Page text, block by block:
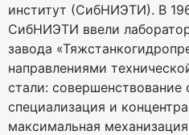
институт (СибНИЭТИ). В
СибНИЭТИ ввели
завода
направлениями
стали: совершенствование
специализация и
максимальная